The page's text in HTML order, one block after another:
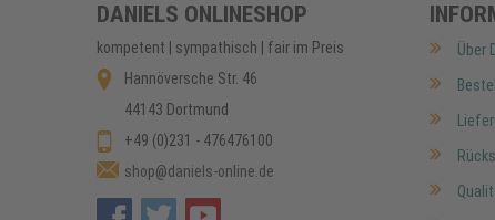
DANIELS ONLINESHOP
kompetent | sympathisch | fair im Preis
Hannöversche Str. 46
44143 Dortmund
+49 (0)231 - 476476100
shop@daniels-online.de
Über